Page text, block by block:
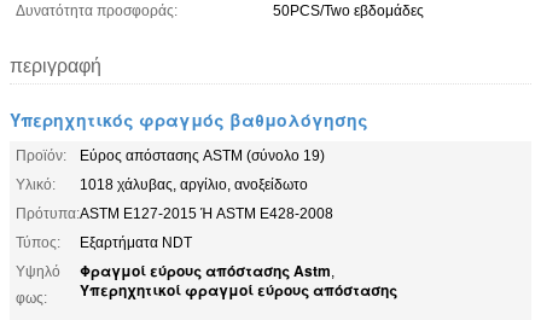
Δυνατότητα προσφοράς:
50PCS/Two εβδομάδες
περιγραφή
Υπερηχητικός φραγμός βαθμολόγησης
Προϊόν:
Εύρος απόστασης ASTM (σύνολο 19)
Υλικό:
1018 χάλυβας, αργίλιο, ανοξείδωτο
Πρότυπα:ASTM E127-2015 Ή ASTM E428-2008
Τύπος:
Εξαρτήματα NDT
Υψηλό
φως:
Φραγμοί εύρους απόστασης Astm,
Υπερηχητικοί φραγμοί εύρους απόστασης